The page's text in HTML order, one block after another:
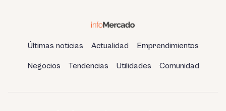
Últimas noticias Actualidad Emprendimientos
Negocios Tendencias Utilidades Comunidad